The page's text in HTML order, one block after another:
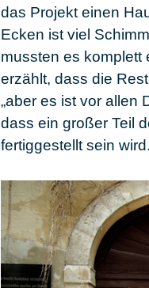
das Projekt einen
Ecken ist viel
mussten es komplett
erzählt, dass die
„aber es ist vor allen
dass ein großer Teil
fertiggestellt sein